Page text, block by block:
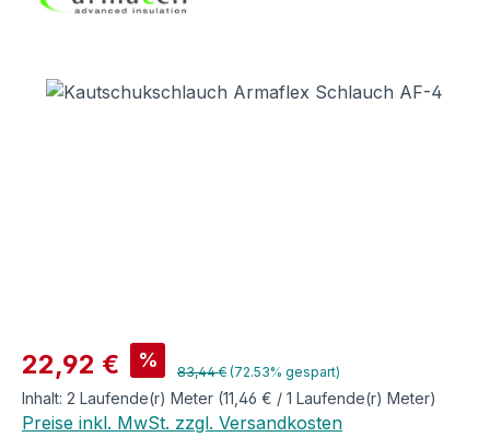
Bildergalerie überspringen
Verkaufspreis:
22,92 € % Regulärer Preis:
83,44 € (72.53% gespart)
Inhalt: 2 Laufende(r) Meter (11,46 € / 1 Laufende(r) Meter)
Preise inkl. MwSt. zzgl. Versandkosten